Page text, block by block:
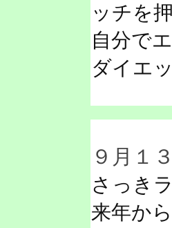
ッチを
自分で
ダイエ
９月１
さっき
来年か